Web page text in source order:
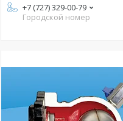
+7 (727) 329-00-79
Городской номер